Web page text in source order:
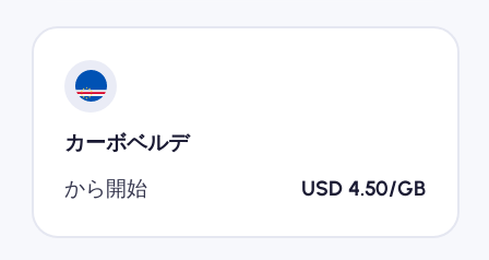
カーボベルデ
から開始
USD 4.50/GB